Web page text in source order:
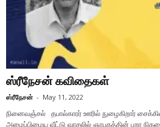
ஸ்ரீநேசன் கவிதைகள்
ஸ்ரீநேசன் - May 11, 2022
நினைவஞ்சல் தபால்காரர் ஊரில் நுழைகிறார்
அழைப்பிழைய வீட்டு வாசலில் ஞாபகத்தின் புறா